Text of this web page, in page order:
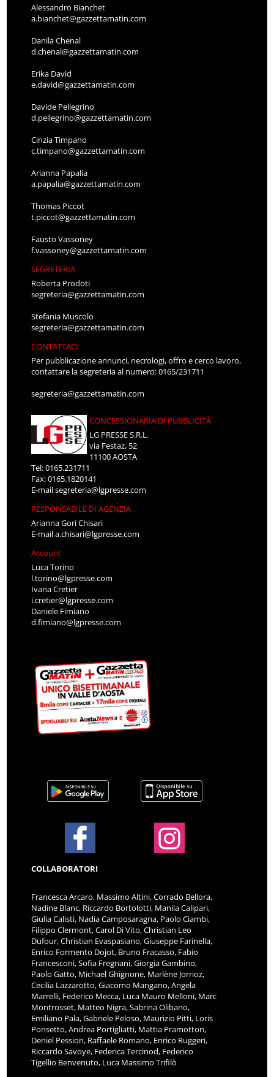
Alessandro Bianchet
a.bianchet@gazzettamatin.com
Danila Chenal
d.chenal@gazzettamatin.com
Erika David
e.david@gazzettamatin.com
Davide Pellegrino
d.pellegrino@gazzettamatin.com
Cinzia Timpano
c.timpano@gazzettamatin.com
Arianna Papalia
a.papalia@gazzettamatin.com
Thomas Piccot
t.piccot@gazzettamatin.com
Fausto Vassoney
f.vassoney@gazzettamatin.com
SEGRETERIA
Roberta Prodoti
segreteria@gazzettamatin.com
Stefania Muscolo
segreteria@gazzettamatin.com
CONTATTACI
Per pubblicazione annunci, necrologi, offro e cerco lavoro,
contattare la segreteria al numero: 0165/231711
segreteria@gazzettamatin.com
CONCESSIONARIA DI PUBBLICITÀ
LG PRESSE S.R.L.
via Festaz, 52
11100 AOSTA
Tel: 0165.231711
Fax: 0165.1820141
E-mailsegreteria@lgpresse.com
RESPONSABILE DI AGENZIA
Arianna Gori Chisari
E-maila.chisari@lgpresse.com
Account
Luca Torino
l.torino@lgpresse.com
Ivana Cretier
i.cretier@lgpresse.com
Daniele Fimiano
d.fimiano@lgpresse.com
COLLABORATORI
Francesca Arcaro, Massimo Altini, Corrado Bellora,
Nadine Blanc, Riccardo Bortolotti, Manila Calipari,
Giulia Calisti, Nadia Camposaragna, Paolo Ciambi,
Filippo Clermont, Carol Di Vito, Christian Leo
Dufour, Christian Evaspasiano, Giuseppe Farinella,
Enrico Formento Dojot, Bruno Fracasso, Fabio
Francesconi, Sofia Fregnani, Giorgia Gambino,
Paolo Gatto, Michael Ghignone, Marlène Jorrioz,
Cecilia Lazzarotto, Giacomo Mangano, Angela
Marrelli, Federico Mecca, Luca Mauro Melloni, Marc
Montrosset, Matteo Nigra, Sabrina Olibano,
Emiliano Pala, Gabriele Peloso, Maurizio Pitti, Loris
Ponsetto, Andrea Portigliatti, Mattia Pramotton,
Deniel Pession, Raffaele Romano, Enrico Ruggeri,
Riccardo Savoye, Federica Tercinod, Federico
Tigellio Benvenuto, Luca Massimo Trifilò